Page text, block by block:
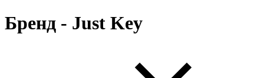
Бренд - Just Key